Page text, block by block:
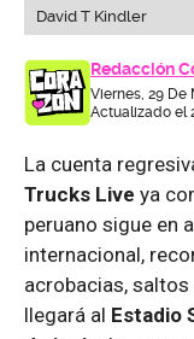
David T Kindler
Redacción
Viernes, 29 De
Actualizado el
La cuenta
Trucks Live ya
peruano sigue en
internacional,
acrobacias,
llegará al Estadio